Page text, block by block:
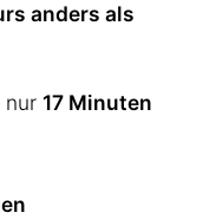
anders als
nur 17 Minuten